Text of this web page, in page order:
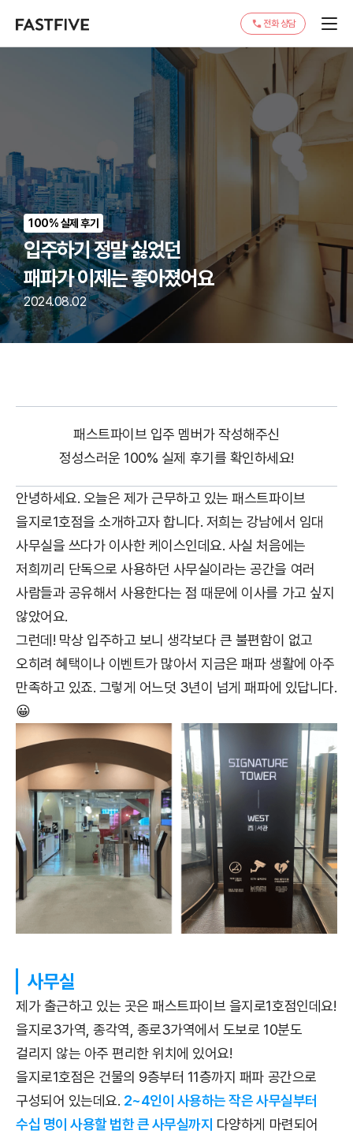
전화 상담
100% 실제 후기
입주하기 정말 싫었던
패파가 이제는 좋아졌어요
2024.08.02
패스트파이브 입주 멤버가 작성해주신
정성스러운 100% 실제 후기를 확인하세요!
안녕하세요. 오늘은 제가 근무하고 있는 패스트파이브
을지로1호점을 소개하고자 합니다. 저희는 강남에서 임대
사무실을 쓰다가 이사한 케이스인데요. 사실 처음에는
저희끼리 단독으로 사용하던 사무실이라는 공간을 여러
사람들과 공유해서 사용한다는 점 때문에 이사를 가고 싶지
않았어요.
그런데! 막상 입주하고 보니 생각보다 큰 불편함이 없고
오히려 혜택이나 이벤트가 많아서 지금은 패파 생활에 아주
만족하고 있죠. 그렇게 어느덧 3년이 넘게 패파에 있답니다.
😀
사무실
제가 출근하고 있는 곳은 패스트파이브 을지로1호점인데요!
을지로3가역, 종각역, 종로3가역에서 도보로 10분도
걸리지 않는 아주 편리한 위치에 있어요!
을지로1호점은 건물의 9층부터 11층까지 패파 공간으로
구성되어 있는데요. 2~4인이 사용하는 작은 사무실부터
수십 명이 사용할 법한 큰 사무실까지 다양하게 마련되어